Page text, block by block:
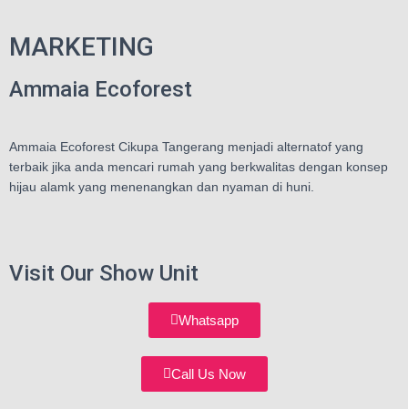
MARKETING
Ammaia Ecoforest
Ammaia Ecoforest Cikupa Tangerang menjadi alternatof yang
terbaik jika anda mencari rumah yang berkwalitas dengan konsep
hijau alamk yang menenangkan dan nyaman di huni.
Visit Our Show Unit
Whatsapp
Call Us Now